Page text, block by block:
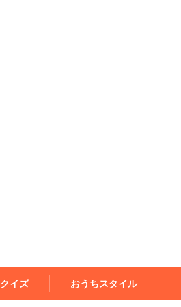
クイズ おうちスタイル